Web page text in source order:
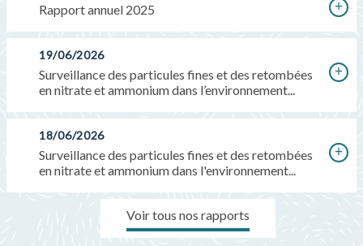
Rapport annuel 2025
19/06/2026
Surveillance des particules fines et des retombées
en nitrate et ammonium dans l’environnement...
18/06/2026
Surveillance des particules fines et des retombées
en nitrate et ammonium dans l'environnement...
Voir tous nos rapports